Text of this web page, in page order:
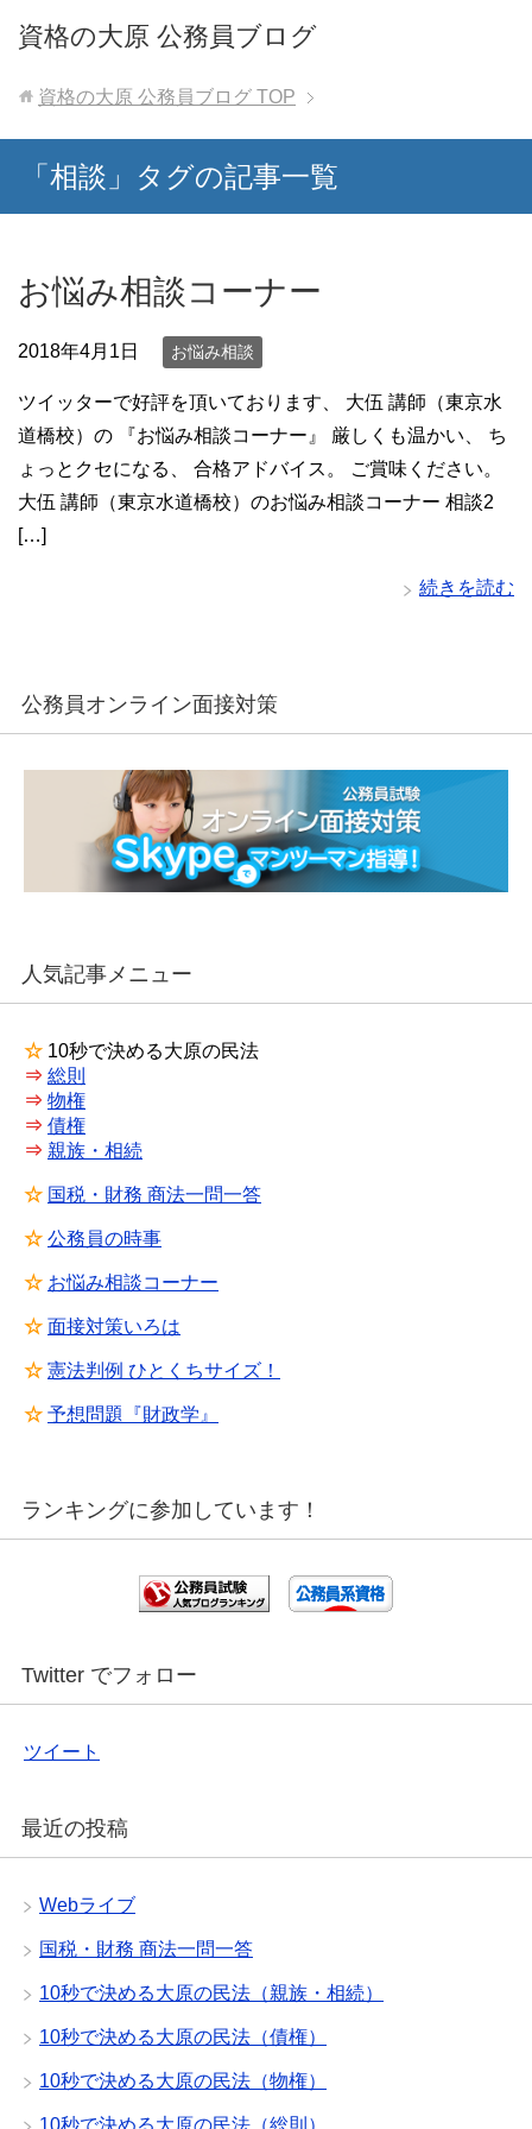
資格の大原 公務員ブログ
資格の大原 公務員ブログ TOP
「相談」タグの記事一覧
お悩み相談コーナー
2018年4月1日 お悩み相談
ツイッターで好評を頂いております、 大伍 講師（東京水
道橋校）の 『お悩み相談コーナー』 厳しくも温かい、 ち
ょっとクセになる、 合格アドバイス。 ご賞味ください。
大伍 講師（東京水道橋校）のお悩み相談コーナー 相談2
[…]
続きを読む
公務員オンライン面接対策
人気記事メニュー
☆ 10秒で決める大原の民法
⇒ 総則
⇒ 物権
⇒ 債権
⇒ 親族・相続
☆ 国税・財務 商法一問一答
☆ 公務員の時事
☆ お悩み相談コーナー
☆ 面接対策いろは
☆ 憲法判例 ひとくちサイズ！
☆ 予想問題『財政学』
ランキングに参加しています！
Twitter でフォロー
ツイート
最近の投稿
Webライブ
国税・財務 商法一問一答
10秒で決める大原の民法（親族・相続）
10秒で決める大原の民法（債権）
10秒で決める大原の民法（物権）